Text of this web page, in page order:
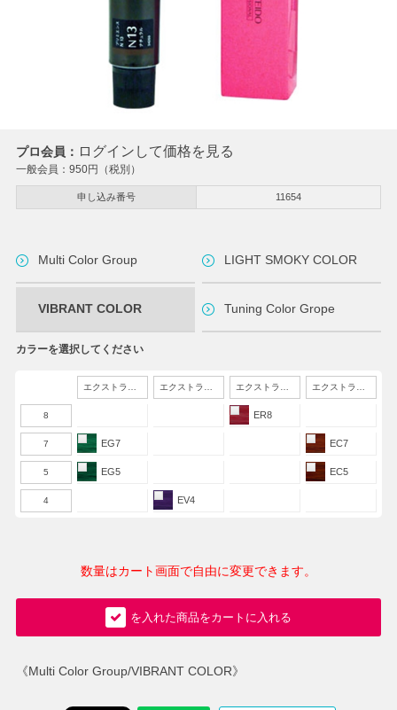
プロ会員： ログインして価格を見る
一般会員： 950円（税別）
申し込み番号 11654
《Multi Color Group/VIBRANT COLOR》
カラーを選択してください
8 ER8
7 EG7 EC7
5 EG5 EC5
4 EV4
数量はカート画面で自由に変更できます。
を入れた商品をカートに入れる
Multi Color Group LIGHT SMOKY COLOR
VIBRANT COLOR Tuning Color Grope